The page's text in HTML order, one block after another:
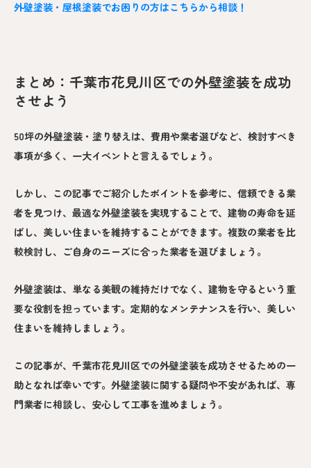
外壁塗装・屋根塗装でお困りの方はこちらから相談！
まとめ：千葉市花見川区での外壁塗装を成功
させよう
50坪の外壁塗装・塗り替えは、費用や業者選びなど、検討すべき
事項が多く、一大イベントと言えるでしょう。
しかし、この記事でご紹介したポイントを参考に、信頼できる業
者を見つけ、最適な外壁塗装を実現することで、建物の寿命を延
ばし、美しい住まいを維持することができます。複数の業者を比
較検討し、ご自身のニーズに合った業者を選びましょう。
外壁塗装は、単なる美観の維持だけでなく、建物を守るという重
要な役割を担っています。定期的なメンテナンスを行い、美しい
住まいを維持しましょう。
この記事が、千葉市花見川区での外壁塗装を成功させるための一
助となれば幸いです。外壁塗装に関する疑問や不安があれば、専
門業者に相談し、安心して工事を進めましょう。